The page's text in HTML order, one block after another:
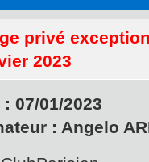
privé
2023
: 07/01/2023
: Angelo